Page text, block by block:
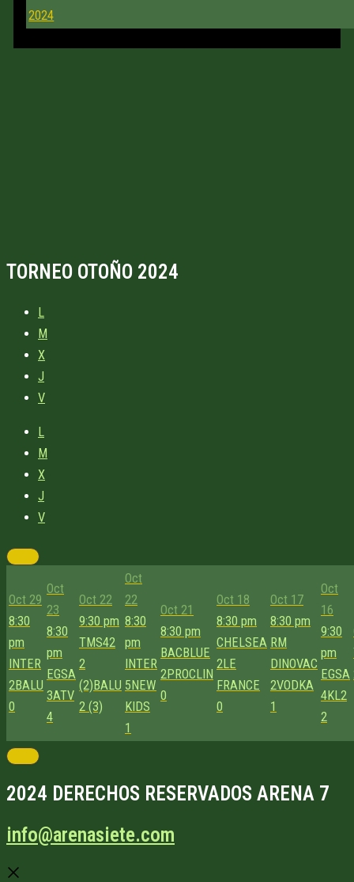
2024
TORNEO OTOÑO 2024
L
M
X
J
V
L
M
X
J
V
Oct 29
8:30
pm
INTER
2BALU
0
Oct
23
8:30
pm
EGSA
3ATV
4
Oct 22
9:30 pm
TMS42
2
(2)BALU
2 (3)
Oct
22
8:30
pm
INTER
5NEW
KIDS
1
Oct 21
8:30 pm
BACBLUE
2PROCLIN
0
Oct 18
8:30 pm
CHELSEA
2LE
FRANCE
0
Oct 17
8:30 pm
RM
DINOVAC
2VODKA
1
Oct
16
9:30
pm
EGSA
4KL2
2
2024 DERECHOS RESERVADOS ARENA 7
info@arenasiete.com